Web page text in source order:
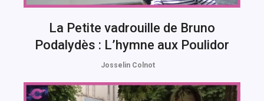
La Petite vadrouille de Bruno
Podalydès : L’hymne aux Poulidor
Josselin Colnot